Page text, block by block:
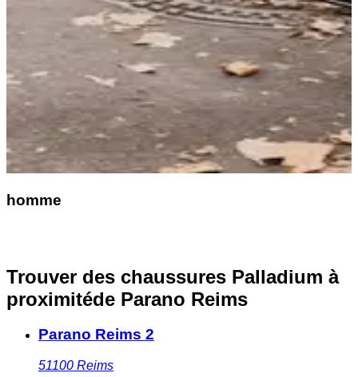
homme
Trouver des chaussures Palladium à
proximitéde Parano Reims
Parano Reims 2
51100 Reims